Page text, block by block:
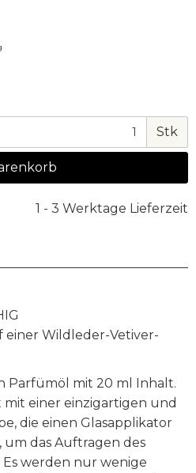
Stk
1 - 3 Werktage Lieferzeit
einer Wildleder-Vetiver-
Parfümöl mit 20 ml Inhalt.
einer einzigartigen und
die einen Glasapplikator
das Auftragen des
werden nur wenige